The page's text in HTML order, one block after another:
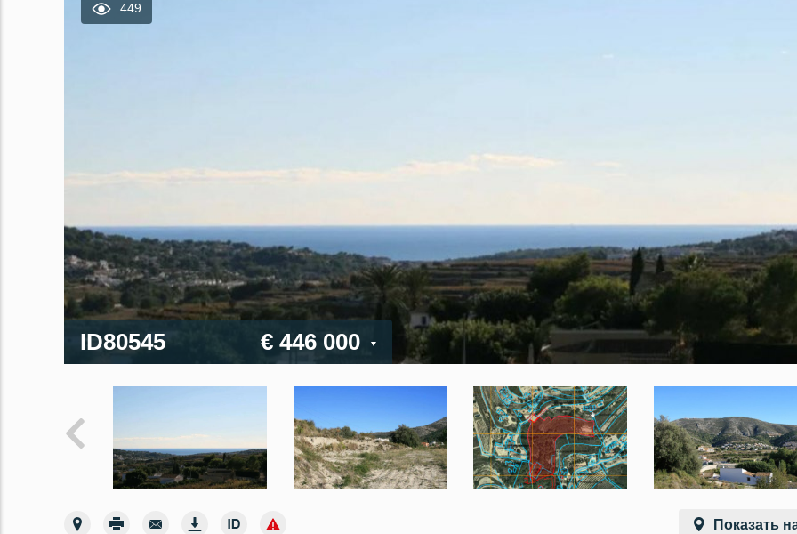
449
ID80545 € 446 000
Показать